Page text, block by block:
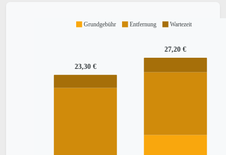
23,30 €
27,20 €
Grundgebühr Entfernung Wartezeit